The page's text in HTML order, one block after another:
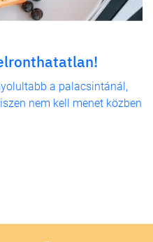
a palacsintánál,
nem kell menet közben